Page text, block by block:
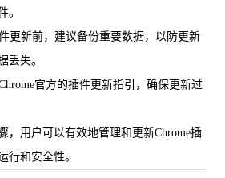
。
更新前，建议备份重要数据，以防更新
丢失。
官方的插件更新指引，确保更新过
，用户可以有效地管理和更新Chrome插
行和安全性。